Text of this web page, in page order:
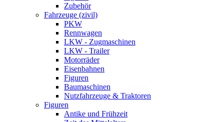
Zubehör
Fahrzeuge (zivil)
PKW
Rennwagen
LKW - Zugmaschinen
LKW - Trailer
Motorräder
Eisenbahnen
Figuren
Baumaschinen
Nutzfahrzeuge & Traktoren
Figuren
Antike und Frühzeit